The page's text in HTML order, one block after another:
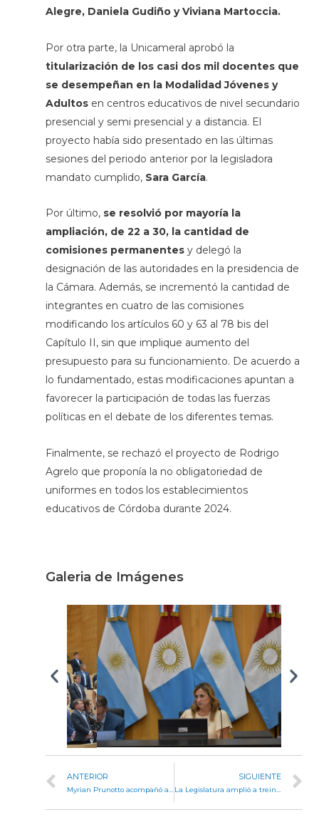
Alegre, Daniela Gudiño y Viviana Martoccia.
Por otra parte, la Unicameral aprobó la
titularización de los casi dos mil docentes que
se desempeñan en la Modalidad Jóvenes y
Adultos en centros educativos de nivel secundario
presencial y semi presencial y a distancia. El
proyecto había sido presentado en las últimas
sesiones del periodo anterior por la legisladora
mandato cumplido, Sara García.
Por último, se resolvió por mayoría la
ampliación, de 22 a 30, la cantidad de
comisiones permanentesy delegó la
designación de las autoridades en la presidencia de
la Cámara. Además, se incrementó la cantidad de
integrantes en cuatro de las comisiones
modificando los artículos 60 y 63 al 78 bis del
Capítulo II, sin que implique aumento del
presupuesto para su funcionamiento. De acuerdo a
lo fundamentado, estas modificaciones apuntan a
favorecer la participación de todas las fuerzas
políticas en el debate de los diferentes temas.
Finalmente, se rechazó el proyecto de Rodrigo
Agrelo que proponía la no obligatoriedad de
uniformes en todos los establecimientos
educativos de Córdoba durante 2024.
Galeria de Imágenes
ANTERIOR SIGUIENTE